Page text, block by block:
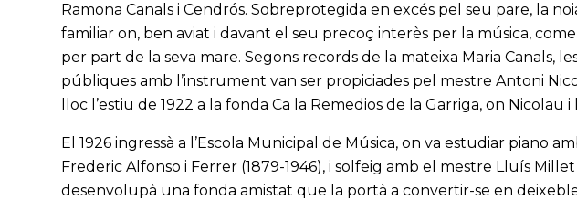
Ramona Canals i Cendrós. Sobreprotegida en excés pel seu pare, la
familiar on, ben aviat i davant el seu precoç interès per la música,
per part de la seva mare. Segons records de la mateixa Maria Canals,
públiques amb l’instrument van ser propiciades pel mestre Antoni
lloc l’estiu de 1922 a la fonda Ca la Remedios de la Garriga, on Nicolau
El 1926 ingressà a l’Escola Municipal de Música, on va estudiar piano
Frederic Alfonso i Ferrer (1879-1946), i solfeig amb el mestre Lluís Millet
desenvolupà una fonda amistat que la portà a convertir-se en